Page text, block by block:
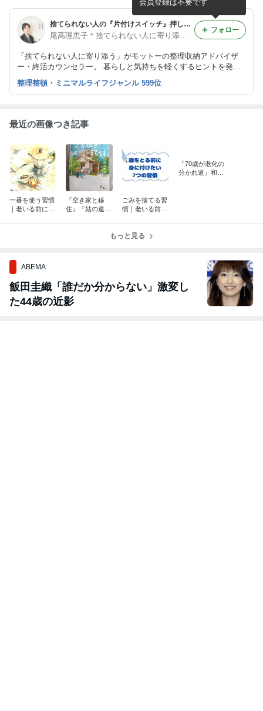
捨てられない人の『片付けスイッチ』押します。
「捨てられない人に寄り添う」がモットーの整理収納アドバイザ
ー・終活カウンセラー。 暮らしと気持ちを軽くするヒントを発信
中。 ・日々の事 ・実家の片付けの事 ・一人旅の事 ・読んだ本の
ログ なども織り交ぜて発信しています お家も気持ちもすっきりと
会員登録は不要です
フォロー
整理整頓・ミニマルライフジャンル 599位
最近の画像つき記事
一番を使う習慣
｜老いる前に身
『空き家と移
住』『姑の遺品
ごみを捨てる習
慣｜老いる前に
『70歳が老化の
分かれ道』和田
もっと見る
ABEMA
飯田圭織「誰だか分からない」激変し
た44歳の近影